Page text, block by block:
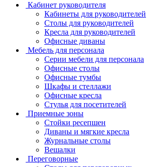
Кабинет руководителя
Кабинеты для руководителей
Столы для руководителей
Кресла для руководителей
Офисные диваны
Мебель для персонала
Серии мебели для персонала
Офисные столы
Офисные тумбы
Шкафы и стеллажи
Офисные кресла
Стулья для посетителей
Приемные зоны
Стойки ресепшен
Диваны и мягкие кресла
Журнальные столы
Вешалки
Переговорные